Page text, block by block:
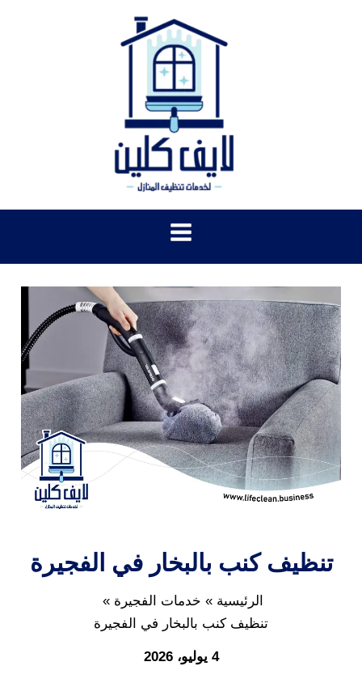
تنظيف كنب بالبخار في الفجيرة
الرئيسية
خدمات الفجيرة
تنظيف كنب بالبخار في الفجيرة
4 يوليو، 2026